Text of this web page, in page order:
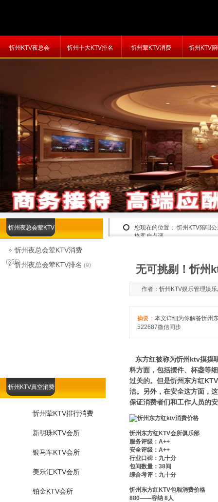
忻州KTV夜总会 忻州十大KTV排名 忻州荤KTV消费 忻州KTV
您现在的位置： 忻州KTV陪唱
格客户点评
忻州KTV真空消费
忻州荤KTV排行消费
新明珠KTV会所
银马车KTV会所
美乐汇KTV会所
铂金KTV会所
无可挑剔！忻州
作者：忻州KTV娱乐管理娱
摘要： 本文详细为你解答忻州
522687微信同步
东方红被称为忻州ktv摸摸
料方面，包括摆件、杯盏等
过关的。但是忻州东方红
洁。另外，在安全这方面，
保证消费者们和工作人员的
忻州东方红KTV会所俱乐部
服务评级：A++
安全评级：A++
行业口碑：九十分
包间数量：38间
综合考评：九十分
忻州东方红KTV包厢消费价格
880——容纳 8人
忻州夜总会荤KTV
忻州夜总会荤KTV消费
(356)忻州夜总会荤KTV排名 (9)